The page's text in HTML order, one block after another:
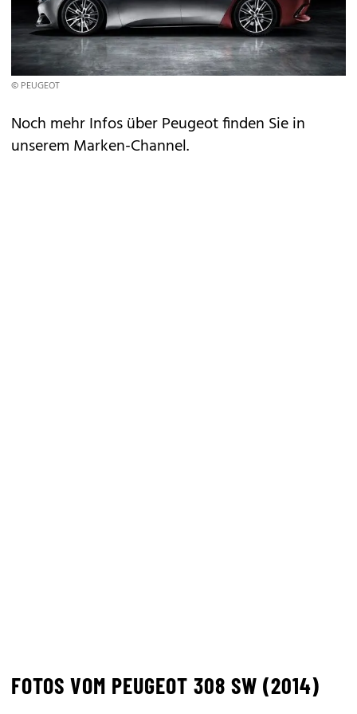
© PEUGEOT
Noch mehr Infos über Peugeot finden Sie in
unserem Marken-Channel.
FOTOS VOM PEUGEOT 308 SW (2014)